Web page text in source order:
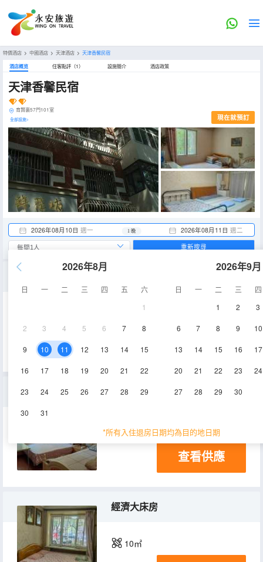
特價酒店 > 中國酒店 > 天津酒店 > 天津香馨民宿
酒店概览 住客點評（1） 設施簡介 酒店政策
天津香馨民宿
育賢裏57門101室
全部設施> 現在就預訂
2026年08月10日 週一 2026年08月11日 週二
1 晚
2026年8月
日 一 二 三 四 五
六
1
2 3 4 5 6 7 8
9 10 11 12 13 14 15
16 17 18 19 20 21 22
23 24 25 26 27 28 29
30 31
2026年9月
日 一 二 三
四
1
2 3
6 7 8 9 10
13 14 15 16 17
20 21 22 23 24
27 28 29 30
*所有入住退房日期均為目的地日期
重新搜尋
標準雙床房
12㎡
查看供應
經濟大床房
10㎡